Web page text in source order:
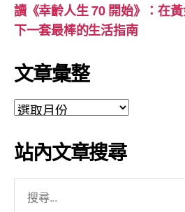
讀《幸齡人生 70 開始》：在
下一套最棒的生活指南
文章彙整
文
彙
整
站內文章搜尋